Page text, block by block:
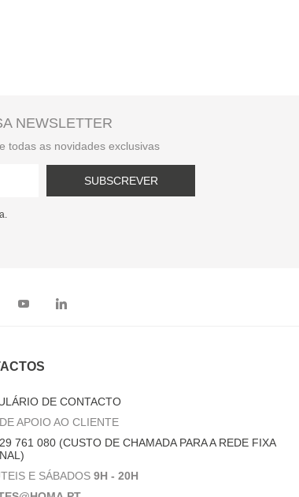
NEWSLETTER
todas as novidades exclusivas
SUBSCREVER
DE CONTACTO
APOIO AO CLIENTE
761 080 (CUSTO DE CHAMADA PARA A REDE FIXA
E SÁBADOS 9H - 20H